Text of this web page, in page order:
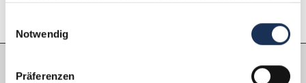
haben oder die sie im Rahmen Ihrer Nutzung der Dienste
Notwendig
Präferenzen